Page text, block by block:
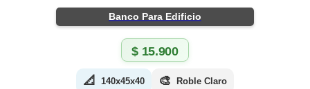
Banco Para Edificio
$15.900
📐 140x45x40 🎨 Roble Claro